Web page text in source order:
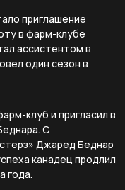
приглашение
в фарм-клубе
ассистентом в
один сезон в
клуб и пригласил в
С
Джаред Беднар
канадец продлил
года.